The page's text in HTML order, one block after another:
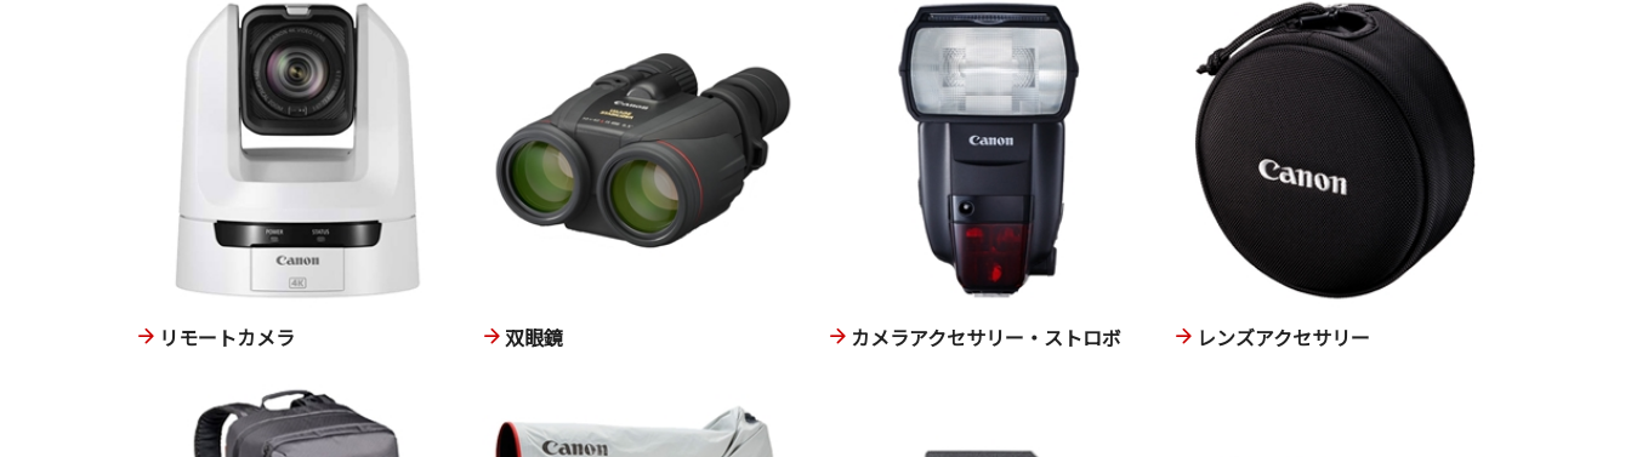
リモートカメラ 双眼鏡 カメラアクセサリー・ストロボ レンズアクセサリー